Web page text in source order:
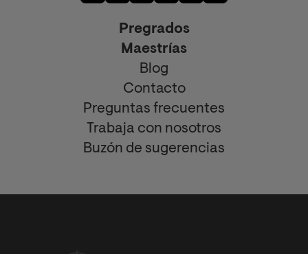
Pregrados
Maestrías
Blog
Contacto
Preguntas frecuentes
Trabaja con nosotros
Buzón de sugerencias